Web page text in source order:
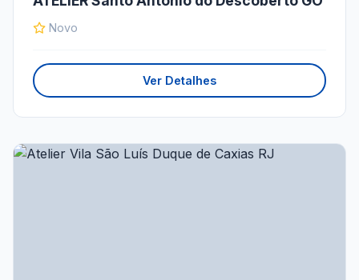
Novo
Ver Detalhes